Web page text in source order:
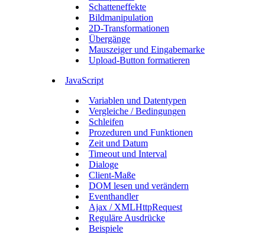
Schatteneffekte
Bildmanipulation
2D-Transformationen
Übergänge
Mauszeiger und Eingabemarke
Upload-Button formatieren
JavaScript
Variablen und Datentypen
Vergleiche / Bedingungen
Schleifen
Prozeduren und Funktionen
Zeit und Datum
Timeout und Interval
Dialoge
Client-Maße
DOM lesen und verändern
Eventhandler
Ajax / XMLHttpRequest
Reguläre Ausdrücke
Beispiele